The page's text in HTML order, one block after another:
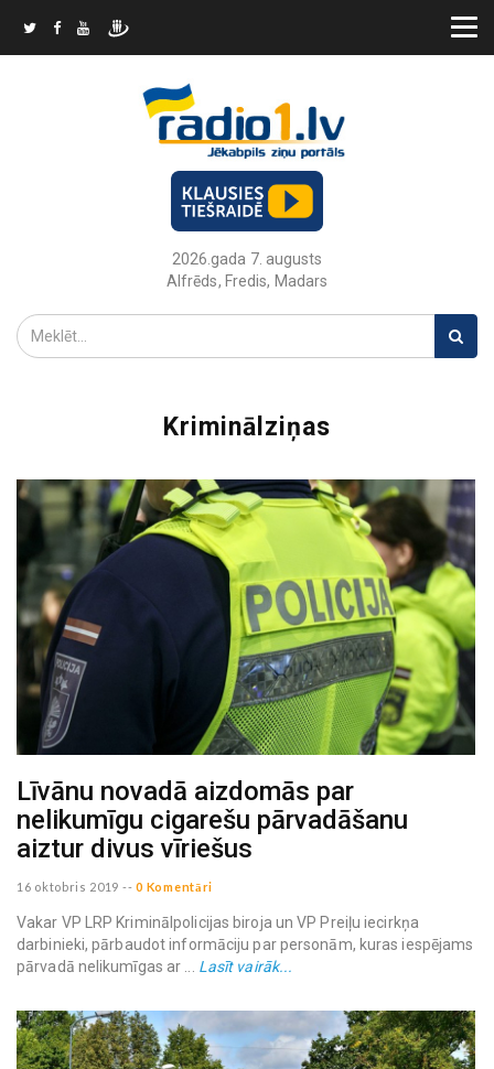
2026.gada 7. augusts
Alfrēds, Fredis, Madars
Kriminālziņas
Līvānu novadā aizdomās par
nelikumīgu cigarešu pārvadāšanu
aiztur divus vīriešus
16 oktobris 2019 -- 0 Komentāri
Vakar VP LRP Kriminālpolicijas biroja un VP Preiļu iecirkņa
darbinieki, pārbaudot informāciju par personām, kuras iespējams
pārvadā nelikumīgas ar ... Lasīt vairāk...